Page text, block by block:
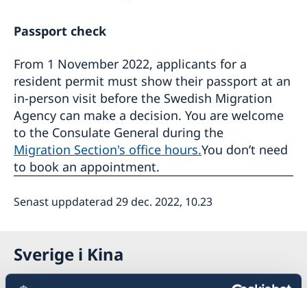
Passport check
From 1 November 2022, applicants for a
resident permit must show their passport at an
in-person visit before the Swedish Migration
Agency can make a decision. You are welcome
to the Consulate General during the
Migration Section's office hours.You don’t need
to book an appointment.
Senast uppdaterad 29 dec. 2022, 10.23
Sverige i Kina